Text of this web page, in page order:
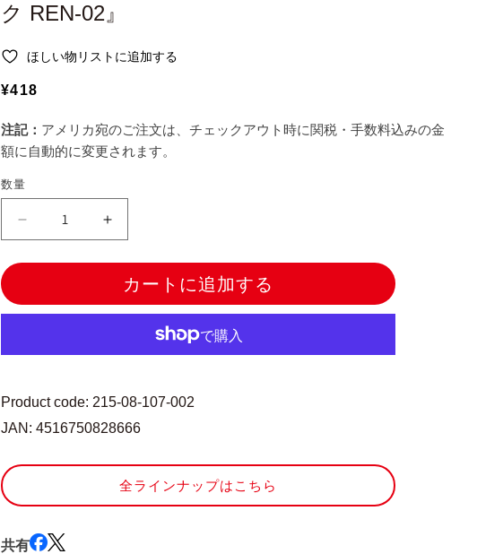
ク REN-02』
ほしい物リストに追加する
通
価
格
¥418
注記： アメリカ宛のご注文は、チェックアウト時に関税・手数料込みの金
額に自動的に変更されます。
数量
ツ
ー
エ
ン
ね
パ
ー
手
ツ
ー
エ
ン
ね
こ
パ
カートに追加する
Product code: 215-08-107-002
JAN: 4516750828666
全ラインナップはこちら
共有